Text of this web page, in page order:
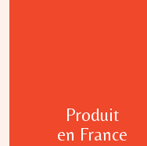
Produit
en France